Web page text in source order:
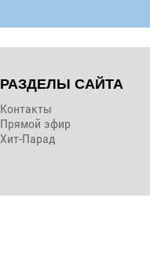
РАЗДЕЛЫ САЙТА
Контакты
Прямой эфир
Хит-Парад